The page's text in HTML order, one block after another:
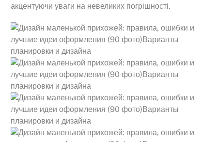
акцентуючи уваги на невеликих погрішності.